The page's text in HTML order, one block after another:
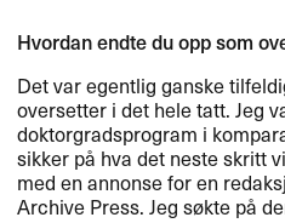
Hvordan endte du opp som
Det var egentlig ganske
oversetter i det hele tatt. Jeg
doktorgradsprogram i
sikker på hva det neste skritt
med en annonse for en
Archive Press. Jeg søkte på